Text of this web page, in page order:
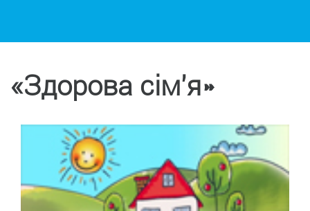
«Здорова сім'я»